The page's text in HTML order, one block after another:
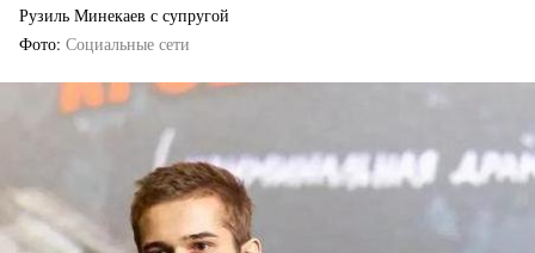
Рузиль Минекаев с супругой
Фото Социальные сети